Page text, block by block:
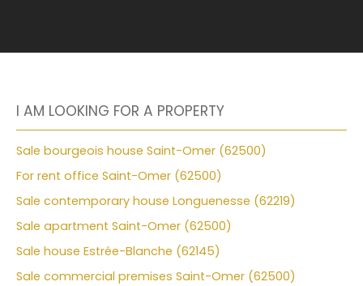
I AM LOOKING FOR A PROPERTY
Sale bourgeois house Saint-Omer (62500)
For rent office Saint-Omer (62500)
Sale contemporary house Longuenesse (62219)
Sale apartment Saint-Omer (62500)
Sale house Estrée-Blanche (62145)
Sale commercial premises Saint-Omer (62500)